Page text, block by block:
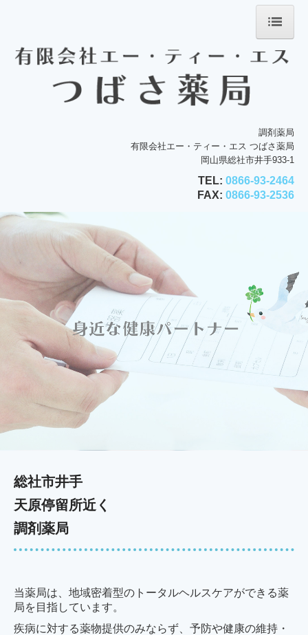
ホーム
会社案内
調剤薬局
有限会社エー・ティー・エス つばさ薬局
岡山県総社市井手933-1
TEL: 0866-93-2464
FAX: 0866-93-2536
総社市井手
天原停留所近く
調剤薬局
当薬局は、地域密着型のトータルヘルスケアができる薬
局を目指しています。
疾病に対する薬物提供のみならず、予防や健康の維持・